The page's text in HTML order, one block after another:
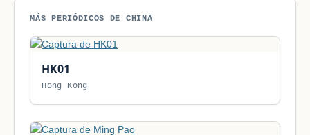
MÁS PERIÓDICOS DE CHINA
HK01
Hong Kong